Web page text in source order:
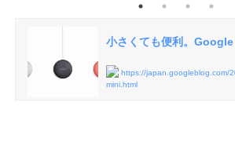
小さくても便利。
https://japan.googleblog.com/
mini.html